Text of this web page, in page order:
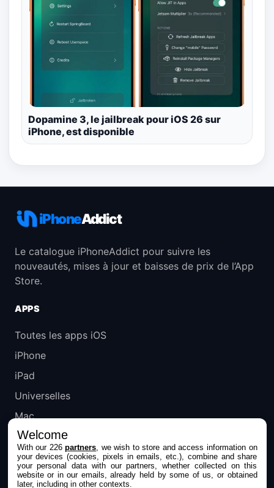
Dopamine 3, le jailbreak pour iOS 26 sur
iPhone, est disponible
iPhoneAddict
Le catalogue iPhoneAddict pour suivre les
nouveautés, mises à jour et baisses de prix de l’App
Store.
APPS
Toutes les apps iOS
iPhone
iPad
Universelles
Mac
Apple TV
IPHONEADDICT
Welcome
With our 226partners , we wish to store and access information on
your devices (cookies, pixels in emails, etc.), combine and share
your personal data with our partners, whether collected on this
website or in our emails, already held by some of us, or obtained
later, including in other contexts.